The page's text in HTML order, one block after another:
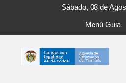
Sábado, 08 de
Menú Guia